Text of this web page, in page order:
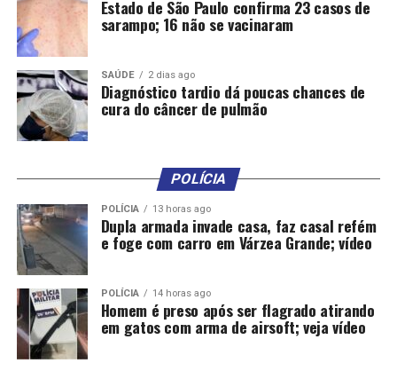
RELATED TOPICS:
CERCO
DESTAQUE
POLICIA
REFÉNS TERRESTRE
UP NEXT
PF cumpre mandado em MT contra compartilhamento de
pornografia infantil
Bando fortemente armado invade agência do Sicredi e
foge com dois reféns; PM realiza cerco – (vídeos)
Estado de São Paulo confirma 23 casos de
sarampo; 16 não se vacinaram
SAÚDE 2 dias ago
Diagnóstico tardio dá poucas chances de
cura do câncer de pulmão
POLÍCIA
POLÍCIA 13 horas ago
Dupla armada invade casa, faz casal refém
e foge com carro em Várzea Grande; vídeo
POLÍCIA 14 horas ago
Homem é preso após ser flagrado atirando
em gatos com arma de airsoft; veja vídeo